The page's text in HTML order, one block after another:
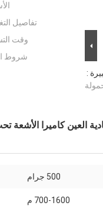
:
تفاصيل
وقت
شروط
العين كاميرا الأشعة
500 جرام
700-1600 م